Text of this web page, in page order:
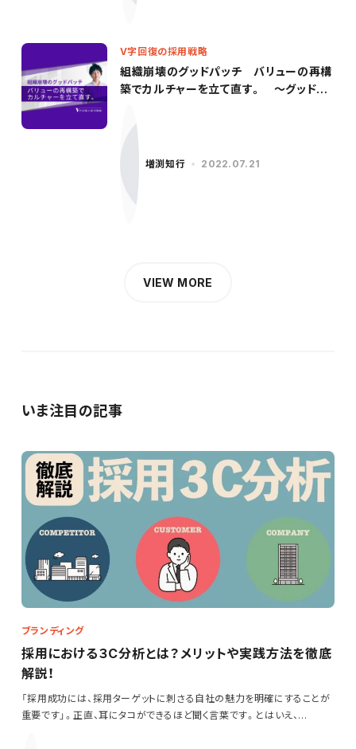
V字回復の採用戦略
組織崩壊のグッドパッチ バリューの再構
築でカルチャーを立て直す。 〜グッドパ
増渕知行 2022.07.21
VIEW MORE
いま注目の記事
ブランディング
採用における３C分析とは？メリットや実践方法を徹底
解説！
「採用成功には、採用ターゲットに刺さる自社の魅力を明確にすることが
重要です」。正直、耳にタコができるほど聞く言葉です。とはいえ、…